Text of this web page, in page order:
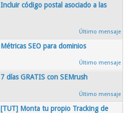
Incluir código postal asociado a las
Métricas SEO para dominios
7 días GRATIS con SEMrush
[TUT] Monta tu propio Tracking de